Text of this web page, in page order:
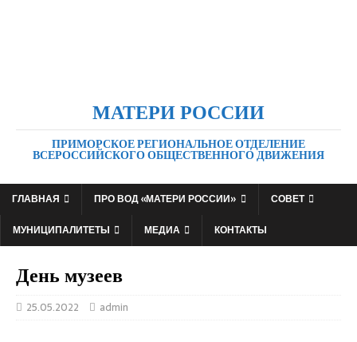
МАТЕРИ РОССИИ
ПРИМОРСКОЕ РЕГИОНАЛЬНОЕ ОТДЕЛЕНИЕ
ВСЕРОССИЙСКОГО ОБЩЕСТВЕННОГО ДВИЖЕНИЯ
ГЛАВНАЯ ПРО ВОД «МАТЕРИ РОССИИ»
СОВЕТ
МУНИЦИПАЛИТЕТЫ
МЕДИА КОНТАКТЫ
День музеев
25.05.2022 admin